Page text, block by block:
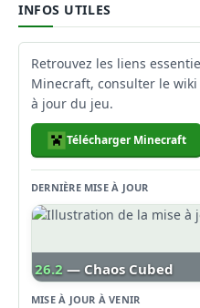
INFOS UTILES
Retrouvez les liens
Minecraft, consulter le
à jour du jeu.
Télécharger Minecraft
DERNIÈRE MISE À JOUR
26.2 — Chaos Cubed
MISE À JOUR À VENIR